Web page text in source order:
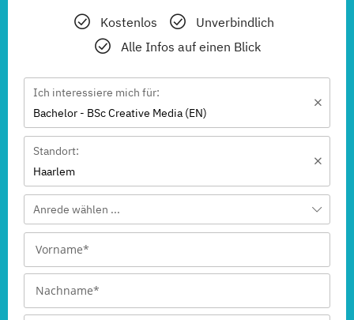
Kostenlos
Unverbindlich
Alle Infos auf einen Blick
Ich interessiere mich für:
Bachelor - BSc Creative Media (EN)
Standort:
Haarlem
Anrede wählen ...